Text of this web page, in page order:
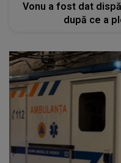
Vonu a fost dat
după ce a